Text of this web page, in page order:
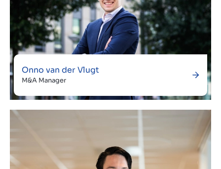
Onno van der Vlugt
M&A Manager